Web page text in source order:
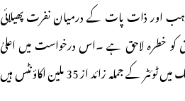
اور ذات پات کے درمیان نفرت پھیلائی
خطرہ لاحق ہے ۔اس درخواست میں اعلیٰ
عدالت کو واقف کروایا گیا ہے کہ ملک میں ٹوئٹر کے جملہ زائد از 35 ملین اکاؤنٹس ہیں